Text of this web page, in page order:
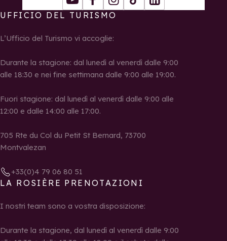
YoutubeFacebookInstagram
Tiktok LinkedIn
UFFICIO DEL TURISMO
L’Ufficio del Turismo vi accoglie:
Durante la stagione: dal lunedì al venerdì dalle 9:00
alle 18:30 e nei fine settimana dalle 9:00 alle 19:00.
Fuori stagione: dal lunedì al venerdì dalle 9:00 alle
12:00 e dalle 14:00 alle 17:00.
705 Rte du Col du Petit St Bernard, 73700
Montvalezan
+33(0)4 79 06 80 51
LA ROSIÈRE PRENOTAZIONI
I nostri team sono a vostra disposizione:
Durante la stagione, dal lunedì al venerdì dalle 9:00